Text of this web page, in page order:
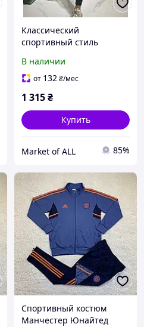
Классический
спортивный стиль
отдыха Adidas модель
2023 с дышащей тканью
В наличии
от 132₴/мес
1 315₴
Купить
Market of ALL 85%
Спортивный костюм
Манчестер Юнайтед